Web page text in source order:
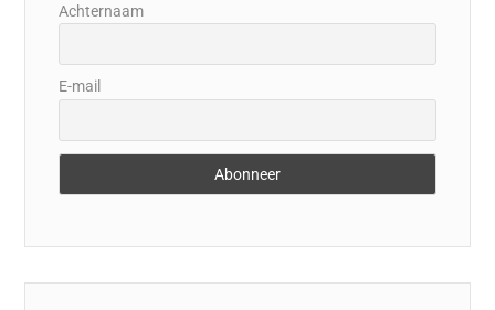
Achternaam
E-mail